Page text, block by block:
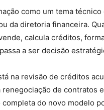
como um tema
da diretoria financeira.
calcula créditos,
a ser decisão
na revisão de créditos
de contratos
do novo modelo